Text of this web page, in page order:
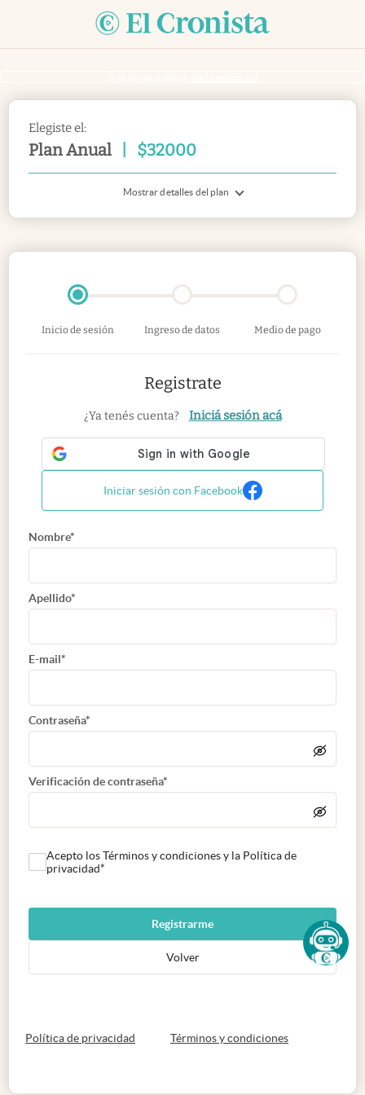
Elegiste el:
Plan Anual $32000
Mostrar detalles del plan
Inicio de sesión Ingreso de datos Medio de pago
Registrate
¿Ya tenés cuenta? Iniciá sesión acá
Iniciar sesión con Facebook
Nombre*
Apellido*
E-mail*
Contraseña*
Verificación de contraseña*
Acepto los Términos y condiciones y la Política de
privacidad*
Registrarme
Volver
Política de privacidad abre en nueva pestaña
Términos y condicionesabre en nueva